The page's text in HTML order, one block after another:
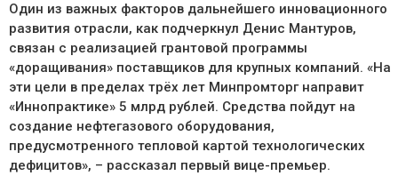
Один из важных факторов дальнейшего инновационного
развития отрасли, как подчеркнул Денис Мантуров,
связан с реализацией грантовой программы
«доращивания» поставщиков для крупных компаний. «На
эти цели в пределах трёх лет Минпромторг направит
«Иннопрактике» 5 млрд рублей. Средства пойдут на
создание нефтегазового оборудования,
предусмотренного тепловой картой технологических
дефицитов», – рассказал первый вице-премьер.